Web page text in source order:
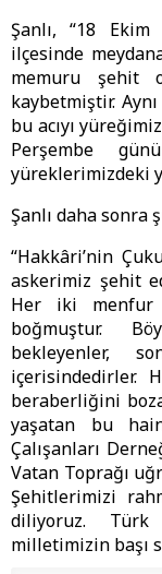
Şanlı, “18
ilçesinde
memuru şehit
kaybetmiştir.
bu acıyı
Perşembe
yüreklerimizdeki
Şanlı daha sonra
“Hakkâri’nin
askerimiz şehit
Her iki menfur
boğmuştur.
bekleyenler,
beraberliğini
yaşatan bu
Çalışanları
Vatan Toprağı
Şehitlerimizi
diliyoruz.
milletimizin başı